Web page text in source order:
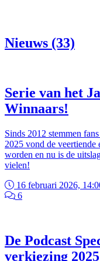
Nieuws (33)
Serie van het
Winnaars!
Sinds 2012 stemmen
2025 vond de veertiende
worden en nu is de
vielen!
16 februari 2026,
6
De Podcast
verkiezing